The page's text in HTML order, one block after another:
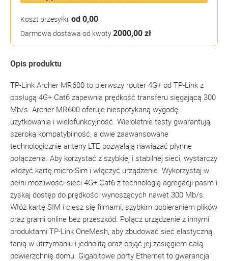
Koszt przesyłki: od 0,00
Darmowa dostawa od kwoty2000,00 zł
Opis produktu
TP-Link Archer MR600 to pierwszy router 4G+ od TP-Link z
obsługą 4G+ Cat6 zapewnia prędkość transferu sięgającą 300
Mb/s. Archer MR600 oferuje niespotykaną wygodę
użytkowania i wielofunkcyjność. Wieloletnie testy gwarantują
szeroką kompatybilność, a dwie zaawansowane
technologicznie anteny LTE pozwalają nawiązać płynne
połączenia. Aby korzystać z szybkiej i stabilnej sieci, wystarczy
włożyć kartę micro-Sim i włączyć urządzenie. Wykorzystaj w
pełni możliwości sieci 4G+ Cat6 z technologią agregacji pasm i
zyskaj dostęp do prędkości wynoszących nawet 300 Mb/s.
Włóż kartę SIM i ciesz się filmami, szybkim pobieraniem plików
oraz grami online bez przeszkód. Połącz urządzenie z innymi
produktami TP-Link OneMesh, aby zbudować sieć elastyczną,
tanią w utrzymaniu i jednolitą oraz objąć jej zasięgiem całą
powierzchnię domu. Gigabitowe porty Ethernet to gwarancja